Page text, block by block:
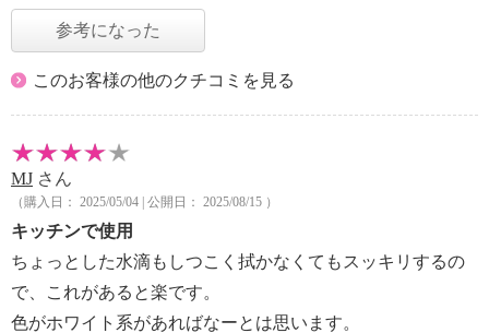
参考になった
このお客様の他のクチコミを見る
MJ さん
（購入日： 2025/05/04 | 公開日： 2025/08/15 ）
キッチンで使用
ちょっとした水滴もしつこく拭かなくてもスッキリするの
で、これがあると楽です。
色がホワイト系があればなーとは思います。